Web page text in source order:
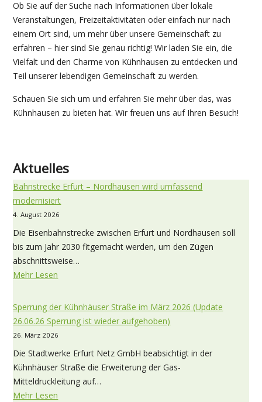
Ob Sie auf der Suche nach Informationen über lokale
Veranstaltungen, Freizeitaktivitäten oder einfach nur nach
einem Ort sind, um mehr über unsere Gemeinschaft zu
erfahren – hier sind Sie genau richtig! Wir laden Sie ein, die
Vielfalt und den Charme von Kühnhausen zu entdecken und
Teil unserer lebendigen Gemeinschaft zu werden.
Schauen Sie sich um und erfahren Sie mehr über das, was
Kühnhausen zu bieten hat. Wir freuen uns auf Ihren Besuch!
Aktuelles
Bahnstrecke Erfurt – Nordhausen wird umfassend
modernisiert
4. August 2026
Die Eisenbahnstrecke zwischen Erfurt und Nordhausen soll
bis zum Jahr 2030 fitgemacht werden, um den Zügen
abschnittsweise…
Mehr Lesen
Sperrung der Kühnhäuser Straße im März 2026 (Update
26.06.26 Sperrung ist wieder aufgehoben)
26. März 2026
Die Stadtwerke Erfurt Netz GmbH beabsichtigt in der
Kühnhäuser Straße die Erweiterung der Gas-
Mitteldruckleitung auf…
Mehr Lesen